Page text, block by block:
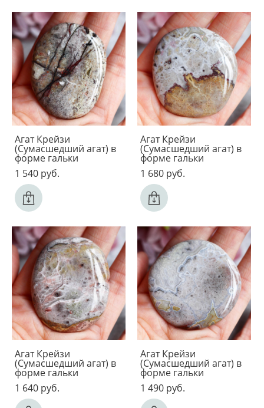
Агат Крейзи
(Сумасшедший агат) в
форме гальки
1 540 pуб.
Агат Крейзи
(Сумасшедший агат) в
форме гальки
1 680 pуб.
Агат Крейзи
(Сумасшедший агат) в
форме гальки
1 640 pуб.
Агат Крейзи
(Сумасшедший агат) в
форме гальки
1 490 pуб.